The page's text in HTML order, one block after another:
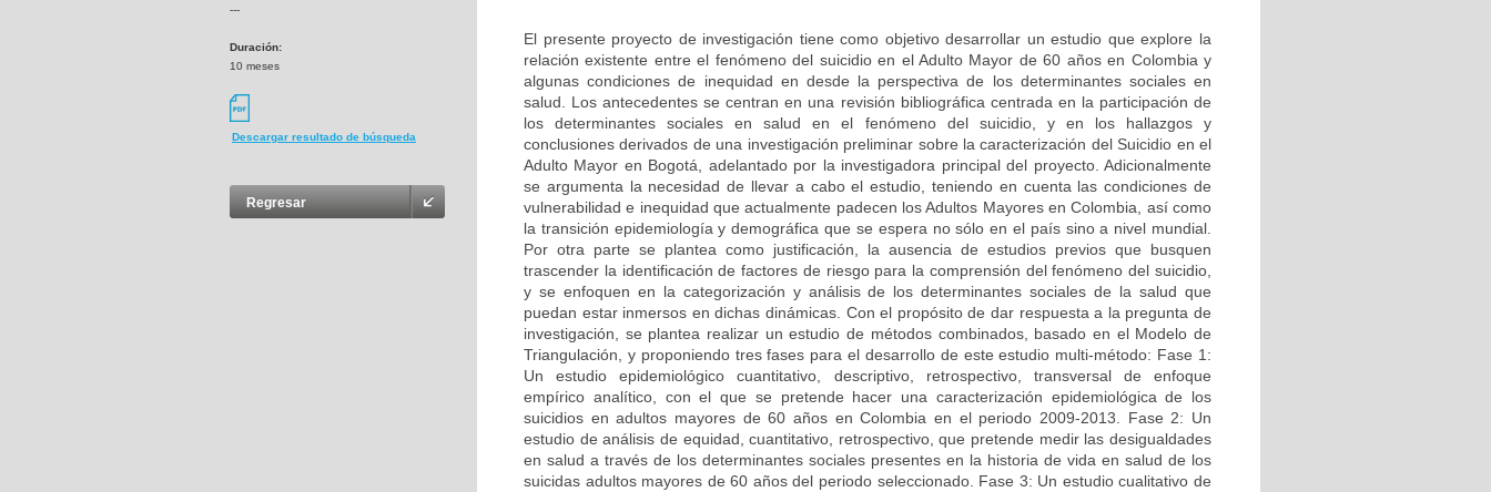
---
Duración:
10 meses
Descargar resultado de búsqueda
Regresar
El presente proyecto de investigación tiene como objetivo desarrollar un estudio que explore la
relación existente entre el fenómeno del suicidio en el Adulto Mayor de 60 años en Colombia y
algunas condiciones de inequidad en desde la perspectiva de los determinantes sociales en
salud. Los antecedentes se centran en una revisión bibliográfica centrada en la participación de
los determinantes sociales en salud en el fenómeno del suicidio, y en los hallazgos y
conclusiones derivados de una investigación preliminar sobre la caracterización del Suicidio en el
Adulto Mayor en Bogotá, adelantado por la investigadora principal del proyecto. Adicionalmente
se argumenta la necesidad de llevar a cabo el estudio, teniendo en cuenta las condiciones de
vulnerabilidad e inequidad que actualmente padecen los Adultos Mayores en Colombia, así como
la transición epidemiología y demográfica que se espera no sólo en el país sino a nivel mundial.
Por otra parte se plantea como justificación, la ausencia de estudios previos que busquen
trascender la identificación de factores de riesgo para la comprensión del fenómeno del suicidio,
y se enfoquen en la categorización y análisis de los determinantes sociales de la salud que
puedan estar inmersos en dichas dinámicas. Con el propósito de dar respuesta a la pregunta de
investigación, se plantea realizar un estudio de métodos combinados, basado en el Modelo de
Triangulación, y proponiendo tres fases para el desarrollo de este estudio multi-método: Fase 1:
Un estudio epidemiológico cuantitativo, descriptivo, retrospectivo, transversal de enfoque
empírico analítico, con el que se pretende hacer una caracterización epidemiológica de los
suicidios en adultos mayores de 60 años en Colombia en el periodo 2009-2013. Fase 2: Un
estudio de análisis de equidad, cuantitativo, retrospectivo, que pretende medir las desigualdades
en salud a través de los determinantes sociales presentes en la historia de vida en salud de los
suicidas adultos mayores de 60 años del periodo seleccionado. Fase 3: Un estudio cualitativo de